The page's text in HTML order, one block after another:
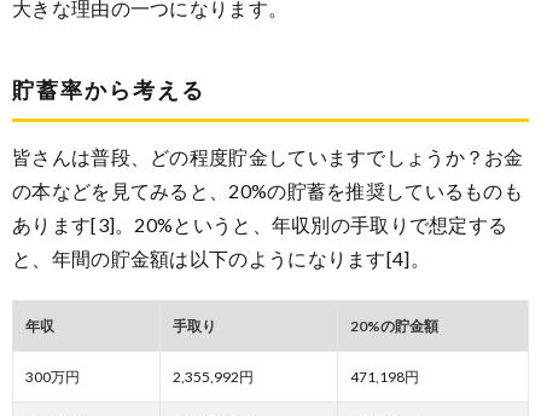
大きな理由の一つになります。
貯蓄率から考える
皆さんは普段、どの程度貯金していますでしょうか？お金
の本などを見てみると、20%の貯蓄を推奨しているものも
あります[3]。20%というと、年収別の手取りで想定する
と、年間の貯金額は以下のようになります[4]。
年収 手取り 20%の貯金額
300万円 2,355,992円 471,198円